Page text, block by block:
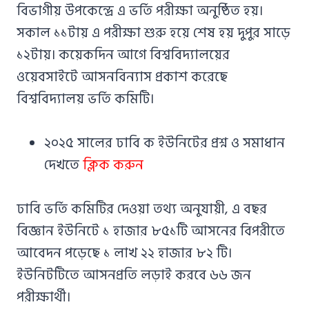
বিভাগীয় উপকেন্দ্রে এ ভর্তি পরীক্ষা অনুষ্ঠিত হয়।
সকাল ১১টায় এ পরীক্ষা শুরু হয়ে শেষ হয় দুপুর সাড়ে
১২টায়। কয়েকদিন আগে বিশ্ববিদ্যালয়ের
ওয়েবসাইটে আসনবিন্যাস প্রকাশ করেছে
বিশ্ববিদ্যালয় ভর্তি কমিটি।
২০২৫ সালের ঢাবি ক ইউনিটের প্রশ্ন ও সমাধান
দেখতেক্লিক করুন
ঢাবি ভর্তি কমিটির দেওয়া তথ্য অনুযায়ী, এ বছর
বিজ্ঞান ইউনিটে ১ হাজার ৮৫১টি আসনের বিপরীতে
আবেদন পড়েছে ১ লাখ ২২ হাজার ৮২ টি।
ইউনিটটিতে আসনপ্রতি লড়াই করবে ৬৬ জন
পরীক্ষার্থী।